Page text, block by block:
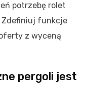
potrzebę rolet
Zdefiniuj funkcje
z wyceną
pergoli jest